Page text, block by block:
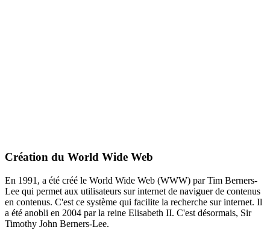
Création du World Wide Web
En 1991, a été créé le World Wide Web (WWW) par Tim Berners-
Lee qui permet aux utilisateurs sur internet de naviguer de contenus
en contenus. C'est ce système qui facilite la recherche sur internet. Il
a été anobli en 2004 par la reine Elisabeth II. C'est désormais, Sir
Timothy John Berners-Lee.